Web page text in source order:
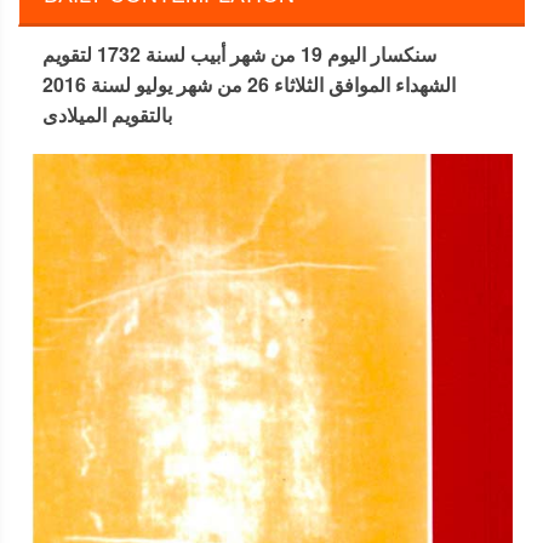
سنكسار اليوم 19 من شهر أبيب لسنة 1732 لتقويم
الشهداء الموافق الثلاثاء 26 من شهر يوليو لسنة 2016
بالتقويم الميلادى